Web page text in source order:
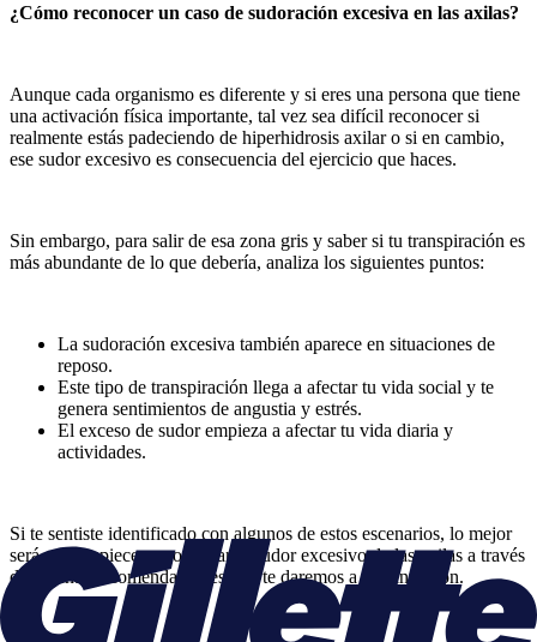
¿Cómo reconocer un caso de sudoración excesiva en las axilas?
Aunque cada organismo es diferente y si eres una persona que tiene
una activación física importante, tal vez sea difícil reconocer si
realmente estás padeciendo de hiperhidrosis axilar o si en cambio,
ese sudor excesivo es consecuencia del ejercicio que haces.
Sin embargo, para salir de esa zona gris y saber si tu transpiración es
más abundante de lo que debería, analiza los siguientes puntos:
La sudoración excesiva también aparece en situaciones de
reposo.
Este tipo de transpiración llega a afectar tu vida social y te
genera sentimientos de angustia y estrés.
El exceso de sudor empieza a afectar tu vida diaria y
actividades.
Si te sentiste identificado con algunos de estos escenarios, lo mejor
será que empieces a controlar el sudor excesivo de las axilas a través
de algunas recomendaciones que te daremos a continuación.